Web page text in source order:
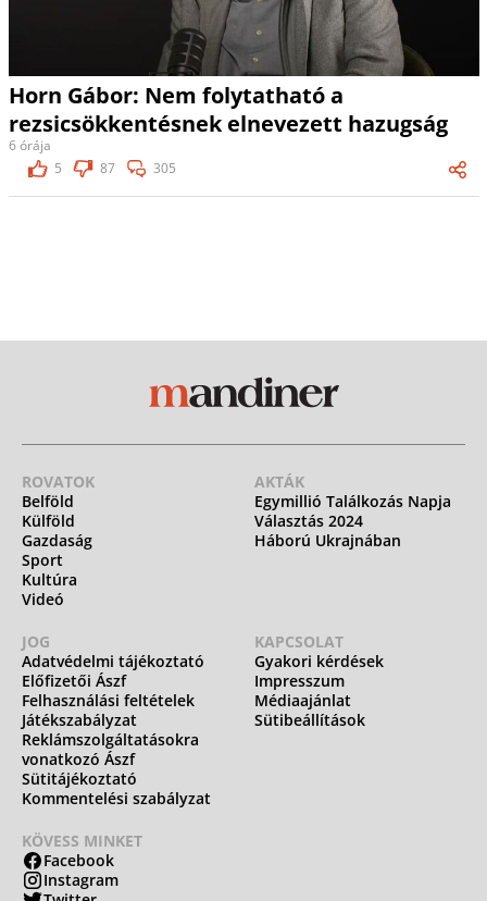
Horn Gábor: Nem folytatható a
rezsicsökkentésnek elnevezett hazugság
6 órája
5
87 305
ROVATOK
Belföld
Külföld
Gazdaság
Sport
Kultúra
Videó
AKTÁK
Egymillió Találkozás Napja
Választás 2024
Háború Ukrajnában
JOG
Adatvédelmi tájékoztató
Előfizetői Ászf
Felhasználási feltételek
Játékszabályzat
Reklámszolgáltatásokra
vonatkozó Ászf
Sütitájékoztató
Kommentelési szabályzat
KAPCSOLAT
Gyakori kérdések
Impresszum
Médiaajánlat
Sütibeállítások
KÖVESS MINKET
Facebook
Instagram